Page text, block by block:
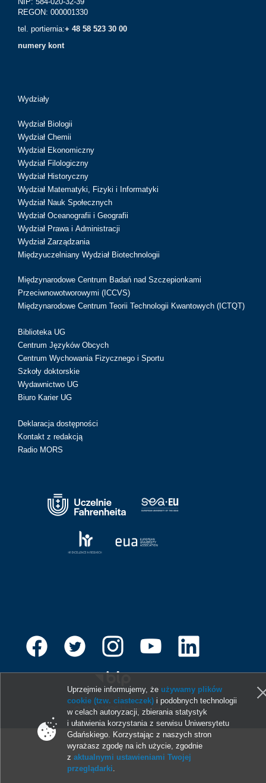
REGON: 000001330
tel. portiernia:+ 48 58 523 30 00
numery kont
Wydziały
Wydział Biologii
Wydział Chemii
Wydział Ekonomiczny
Wydział Filologiczny
Wydział Historyczny
Wydział Matematyki, Fizyki i Informatyki
Wydział Nauk Społecznych
Wydział Oceanografii i Geografii
Wydział Prawa i Administracji
Wydział Zarządzania
Międzyuczelniany Wydział Biotechnologii
Międzynarodowe Centrum Badań nad Szczepionkami
Przeciwnowotworowymi (ICCVS)
Międzynarodowe Centrum Teorii Technologii Kwantowych (ICTQT)
Biblioteka UG
Centrum Języków Obcych
Centrum Wychowania Fizycznego i Sportu
Szkoły doktorskie
Wydawnictwo UG
Biuro Karier UG
Deklaracja dostępności
Kontakt z redakcją
Radio MORS
© 2013-2026 Uniwersytet Gdański
Uprzejmie informujemy, że używamy plików
cookie (tzw. ciasteczek) i podobnych technologii
w celach autoryzacji, zbierania statystyk
i ułatwienia korzystania z serwisu Uniwersytetu
Gdańskiego. Korzystając z naszych stron
wyrażasz zgodę na ich użycie, zgodnie
zaktualnymi ustawieniami Twojej
przeglądarki.